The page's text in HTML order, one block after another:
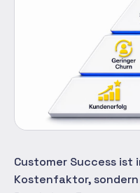
Customer Success ist
Kostenfaktor,